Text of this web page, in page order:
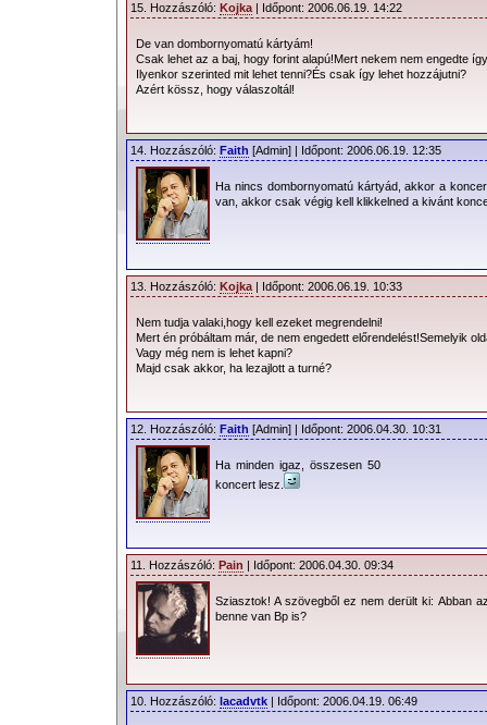
2006.04.13. 15:20 |Janurik János| 44082 Olvasás |17 Hozzászólás
15. Hozzászóló: Kojka | Időpont: 2006.06.19. 14:22
De van dombornyomatú kártyám!
Csak lehet az a baj, hogy forint alapú!Mert nekem nem engedte
Ilyenkor szerinted mit lehet tenni?És csak így lehet hozzájutni?
Azért kössz, hogy válaszoltál!
14. Hozzászóló: Faith [Admin] | Időpont: 2006.06.19. 12:35
Ha nincs dombornyomatú kártyád, akkor a
van, akkor csak végig kell klikkelned a kivánt
13. Hozzászóló: Kojka | Időpont: 2006.06.19. 10:33
Nem tudja valaki,hogy kell ezeket megrendelni!
Mert én próbáltam már, de nem engedett előrendelést!Semelyik
Vagy még nem is lehet kapni?
Majd csak akkor, ha lezajlott a turné?
12. Hozzászóló: Faith [Admin] | Időpont: 2006.04.30. 10:31
Ha minden igaz, összesen 50
koncert lesz.
11. Hozzászóló: Pain | Időpont: 2006.04.30. 09:34
Sziasztok! A szövegből ez nem derült ki: Abban
benne van Bp is?
10. Hozzászóló: lacadvtk | Időpont: 2006.04.19. 06:49